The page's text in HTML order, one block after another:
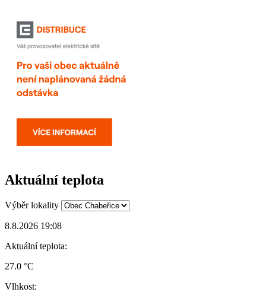
Aktuální teplota
Výběr lokality
8.8.2026 19:08
Aktuální teplota:
27.0 °C
Vlhkost: